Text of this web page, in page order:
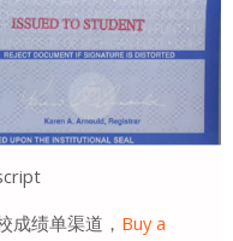
成绩单渠道， Buy a